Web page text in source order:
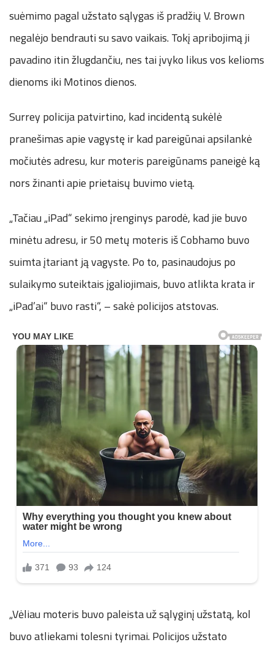
suėmimo pagal užstato sąlygas iš pradžių V. Brown
negalėjo bendrauti su savo vaikais. Tokį apribojimą ji
pavadino itin žlugdančiu, nes tai įvyko likus vos kelioms
dienoms iki Motinos dienos.
Surrey policija patvirtino, kad incidentą sukėlė
pranešimas apie vagystę ir kad pareigūnai apsilankė
močiutės adresu, kur moteris pareigūnams paneigė ką
nors žinanti apie prietaisų buvimo vietą.
„Tačiau „iPad“ sekimo įrenginys parodė, kad jie buvo
minėtu adresu, ir 50 metų moteris iš Cobhamo buvo
suimta įtariant ją vagyste. Po to, pasinaudojus po
sulaikymo suteiktais įgaliojimais, buvo atlikta krata ir
„iPad’ai“ buvo rasti“, – sakė policijos atstovas.
„Vėliau moteris buvo paleista už sąlyginį užstatą, kol
buvo atliekami tolesni tyrimai. Policijos užstato